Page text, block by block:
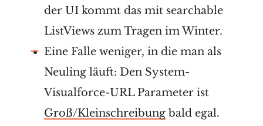
der UI kommt das mit searchable
ListViews zum Tragen im Winter.
Eine Falle weniger, in die man als
Neuling läuft: Den System-
Visualforce-URL Parameter ist
Groß/Kleinschreibung bald egal.